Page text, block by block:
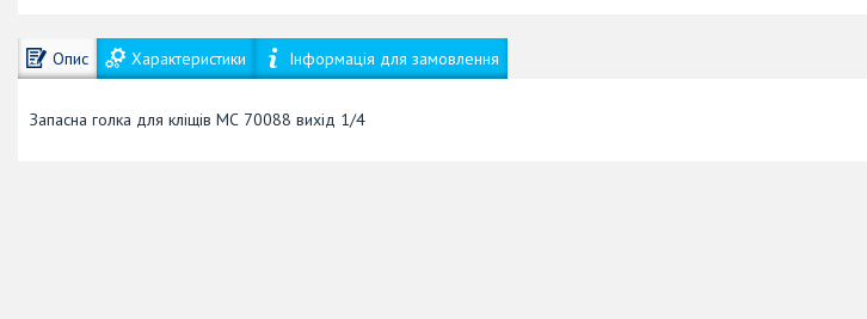
Опис Характеристики Інформація для замовлення
Запасна голка для кліщів МС 70088 вихід 1/4